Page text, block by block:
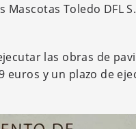
Toledo DFL
las obras de
y un plazo de